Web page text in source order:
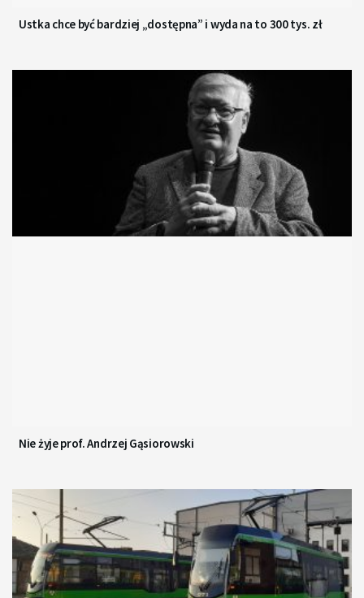
Ustka chce być bardziej „dostępna” i wyda na to 300 tys. zł
Nie żyje prof. Andrzej Gąsiorowski